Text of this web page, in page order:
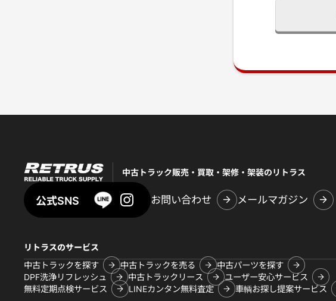
中古トラック販売・買取・架修・架装のリトラス
公式SNS お問い合わせ メールマガジン
リトラスのサービス
中古トラックを探す
中古トラックを売る
中古パーツを探す
DPF洗浄リフレッシュ
中古トラックリース
ユーザー安心サービス
無料定期点検サービス
LINEカンタン無料査定 車輌お探し提案サービス